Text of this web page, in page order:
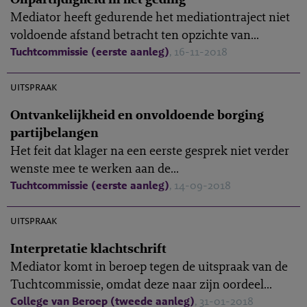
Mediator heeft gedurende het mediationtraject niet
voldoende afstand betracht ten opzichte van...
Tuchtcommissie (eerste aanleg), 16-11-2018
uitspraak
Ontvankelijkheid en onvoldoende borging
partijbelangen
Het feit dat klager na een eerste gesprek niet verder
wenste mee te werken aan de...
Tuchtcommissie (eerste aanleg), 14-09-2018
uitspraak
Interpretatie klachtschrift
Mediator komt in beroep tegen de uitspraak van de
Tuchtcommissie, omdat deze naar zijn oordeel...
College van Beroep (tweede aanleg), 31-01-2018